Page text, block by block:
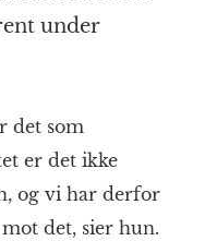
under
det som
er det ikke
og vi har derfor
det, sier hun.